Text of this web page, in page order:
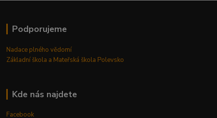
Podporujeme
Nadace plného vědomí
Základní škola a Mateřská škola Polevsko
Kde nás najdete
Facebook